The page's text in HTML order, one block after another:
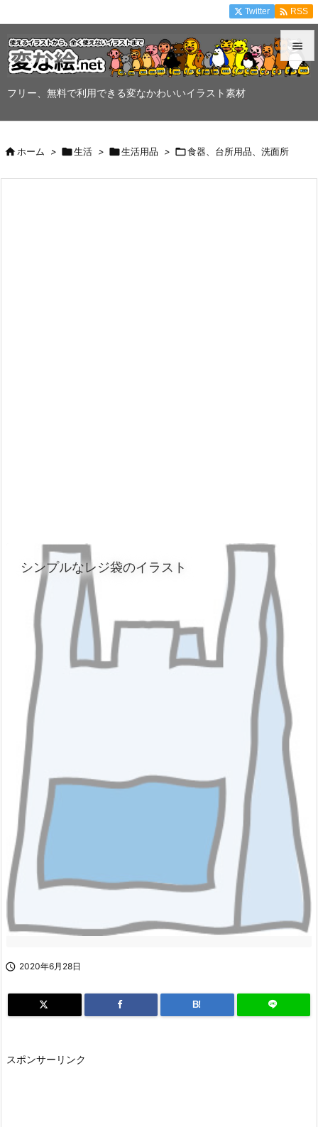
フリー、無料で利用できる変なかわいいイラスト素材


Twitter  RSS
ホーム > 生活 > 生活用品 > 食器、台所用品、洗面所
シンプルなレジ袋のイラスト
 2020年6月28日
B!
スポンサーリンク